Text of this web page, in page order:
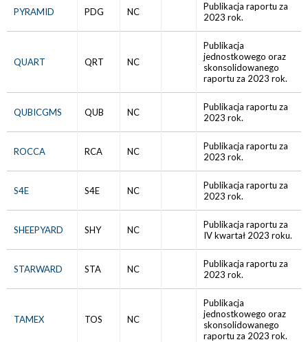
PYRAMID PDG NC
Publikacja raportu za
2023 rok.
QUART QRT NC
Publikacja
jednostkowego oraz
skonsolidowanego
raportu za 2023 rok.
QUBICGMS QUB NC
Publikacja raportu za
2023 rok.
ROCCA RCA NC
Publikacja raportu za
2023 rok.
S4E S4E NC
Publikacja raportu za
2023 rok.
SHEEPYARD SHY NC
Publikacja raportu za
IV kwartał 2023 roku.
STARWARD STA NC
Publikacja raportu za
2023 rok.
TAMEX TOS NC
Publikacja
jednostkowego oraz
skonsolidowanego
raportu za 2023 rok.